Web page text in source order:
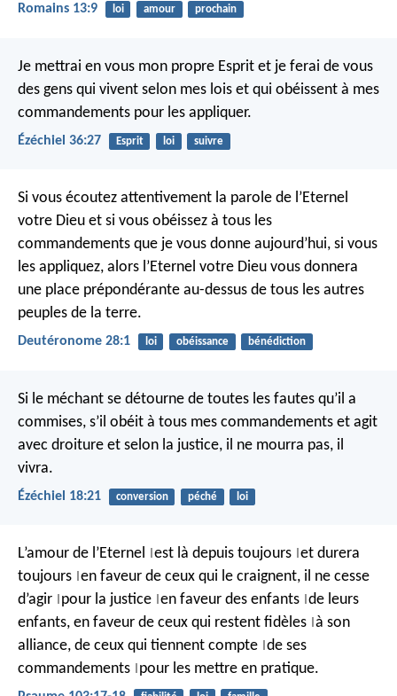
Romains 13:9 loi amour prochain
Je mettrai en vous mon propre Esprit et je ferai de vous
des gens qui vivent selon mes lois et qui obéissent à mes
commandements pour les appliquer.
Ézéchiel 36:27 Esprit loi suivre
Si vous écoutez attentivement la parole de l’Eternel
votre Dieu et si vous obéissez à tous les
commandements que je vous donne aujourd’hui, si vous
les appliquez, alors l’Eternel votre Dieu vous donnera
une place prépondérante au-dessus de tous les autres
peuples de la terre.
Deutéronome 28:1 loi obéissance bénédiction
Si le méchant se détourne de toutes les fautes qu’il a
commises, s’il obéit à tous mes commandements et agit
avec droiture et selon la justice, il ne mourra pas, il
vivra.
Ézéchiel 18:21 conversion péché loi
L’amour de l’Eternel est là depuis toujours et durera
toujours en faveur de ceux qui le craignent, il ne cesse
d’agir pour la justice en faveur des enfants de leurs
enfants, en faveur de ceux qui restent fidèles à son
alliance, de ceux qui tiennent compte de ses
commandements pour les mettre en pratique.